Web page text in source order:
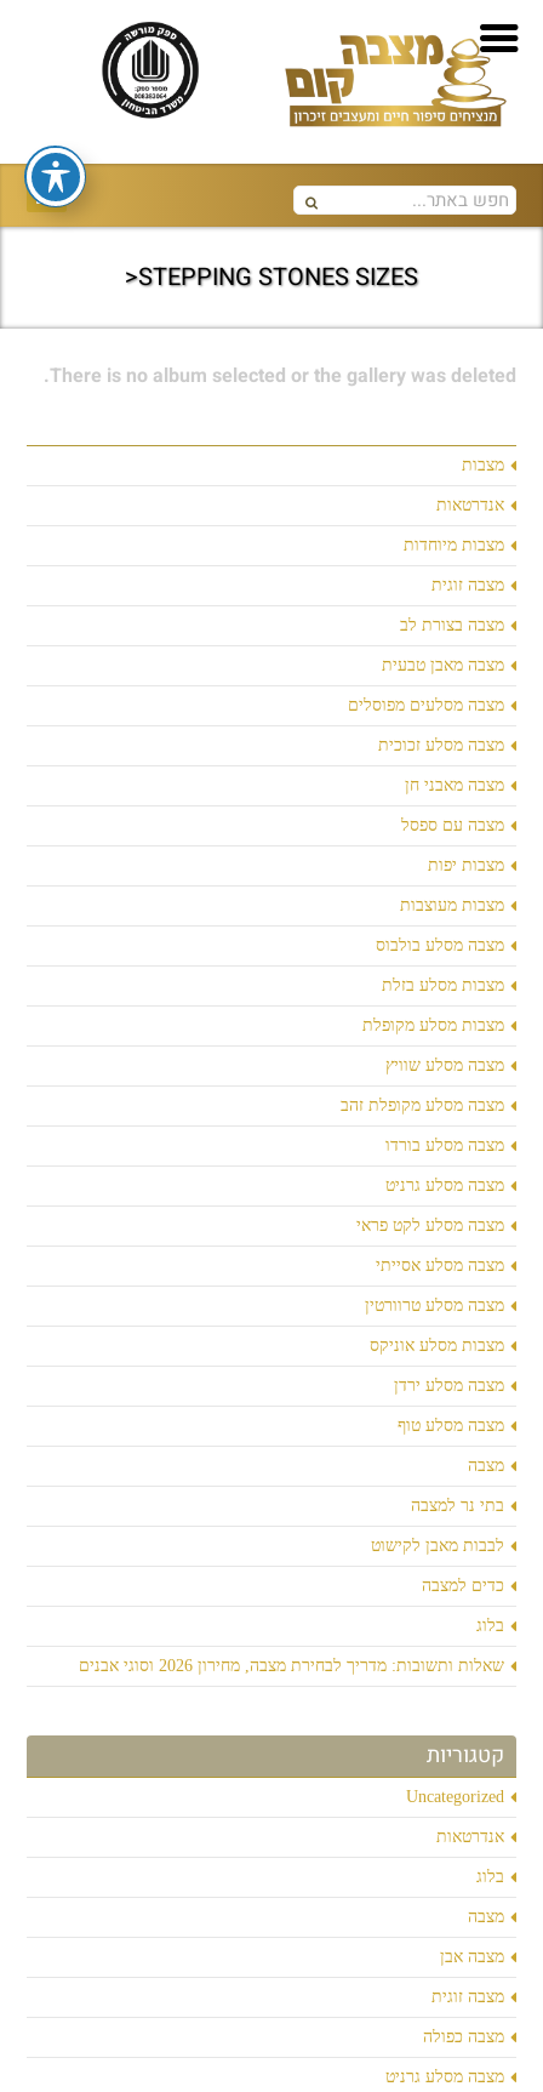
STEPPING STONES SIZES<
מצבות
אנדרטאות
מצבות מיוחדות
מצבה זוגית
מצבה בצורת לב
מצבה מאבן טבעית
מצבה מסלעים מפוסלים
מצבה מסלע זכוכית
מצבה מאבני חן
מצבה עם ספסל
מצבות יפות
מצבות מעוצבות
מצבה מסלע בולבוס
מצבות מסלע בזלת
מצבות מסלע מקופלת
מצבה מסלע שוויץ
מצבה מסלע מקופלת זהב
מצבה מסלע בורדו
מצבה מסלע גרניט
מצבה מסלע לקט פראי
מצבה מסלע אסייתי
מצבה מסלע טרוורטין
מצבות מסלע אוניקס
מצבה מסלע ירדן
מצבה מסלע טוף
מצבה
בתי נר למצבה
לבבות מאבן לקישוט
כדים למצבה
בלוג
שאלות ותשובות: מדריך לבחירת מצבה, מחירון 2026 וסוגי אבנים
קטגוריות
Uncategorized
אנדרטאות
בלוג
מצבה
מצבה אבן
מצבה זוגית
מצבה כפולה
מצבה מסלע גרניט
There is no album selected or the gallery was deleted.